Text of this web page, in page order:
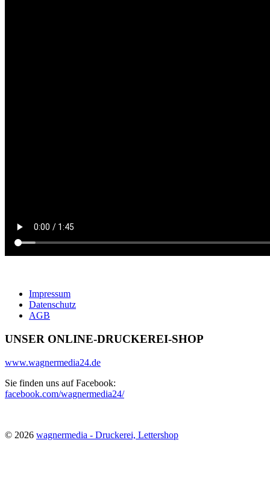
Impressum
Datenschutz
AGB
UNSER ONLINE-DRUCKEREI-SHOP
www.wagnermedia24.de
Sie finden uns auf Facebook:
facebook.com/wagnermedia24/
© 2026 wagnermedia - Druckerei, Lettershop